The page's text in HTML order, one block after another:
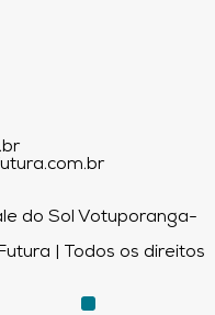
do Sol Votuporanga-
| Todos os direitos